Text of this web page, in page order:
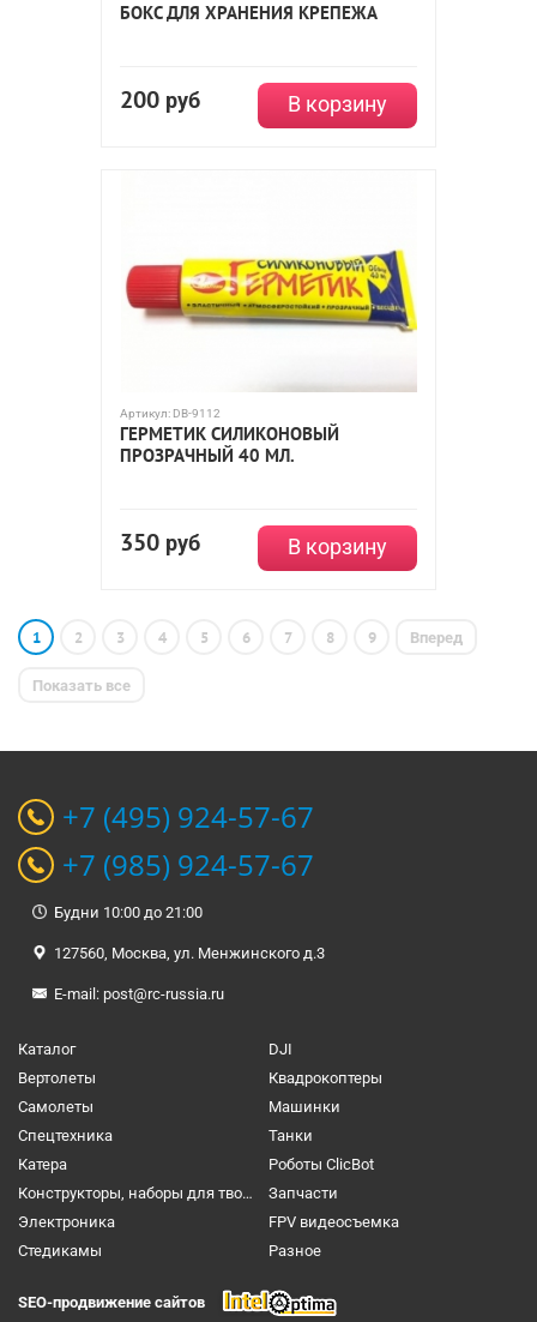
БОКС ДЛЯ ХРАНЕНИЯ КРЕПЕЖА
200 руб В корзину
Артикул: DB-9112
ГЕРМЕТИК СИЛИКОНОВЫЙ
ПРОЗРАЧНЫЙ 40 МЛ.
350 руб В корзину
1 2 3 4 5 6 7 8 9 Вперед
Показать все
+7 (495) 924-57-67
+7 (985) 924-57-67
Будни 10:00 до 21:00
127560, Москва, ул. Менжинского д.3
E-mail: post@rc-russia.ru
Каталог
DJI
Вертолеты
Квадрокоптеры
Самолеты
Машинки
Спецтехника
Танки
Катера
Роботы ClicBot
Конструкторы, наборы для творчества и настольные игры
Запчасти
Электроника
FPV видеосъемка
Cтедикамы
Разное
SEO-продвижение сайтов